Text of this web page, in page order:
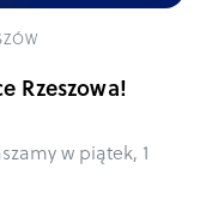
Rzeszowa!
w piątek, 1